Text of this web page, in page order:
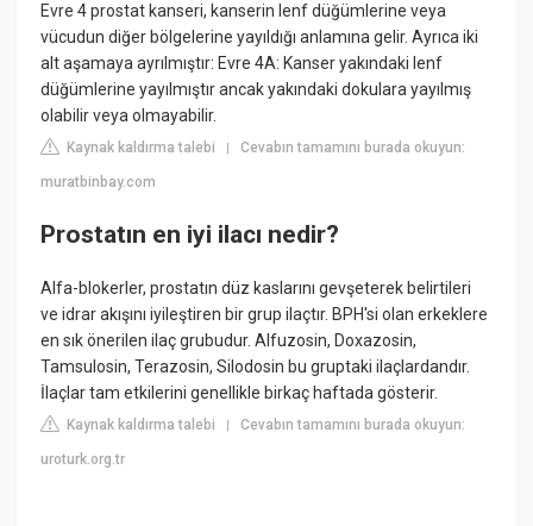
Evre 4 prostat kanseri, kanserin lenf düğümlerine veya
vücudun diğer bölgelerine yayıldığı anlamına gelir. Ayrıca iki
alt aşamaya ayrılmıştır: Evre 4A: Kanser yakındaki lenf
düğümlerine yayılmıştır ancak yakındaki dokulara yayılmış
olabilir veya olmayabilir.
Kaynak kaldırma talebi |Cevabın tamamını burada okuyun:
muratbinbay.com
Prostatın en iyi ilacı nedir?
Alfa-blokerler, prostatın düz kaslarını gevşeterek belirtileri
ve idrar akışını iyileştiren bir grup ilaçtır. BPH'si olan erkeklere
en sık önerilen ilaç grubudur. Alfuzosin, Doxazosin,
Tamsulosin, Terazosin, Silodosin bu gruptaki ilaçlardandır.
İlaçlar tam etkilerini genellikle birkaç haftada gösterir.
Kaynak kaldırma talebi |Cevabın tamamını burada okuyun:
uroturk.org.tr